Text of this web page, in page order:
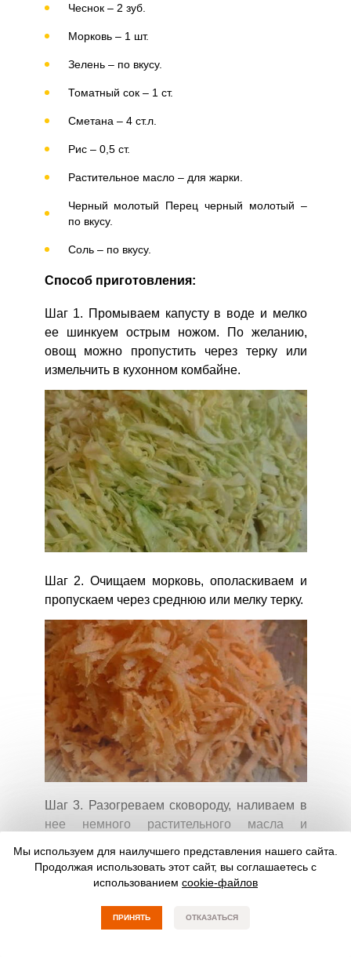
Чеснок – 2 зуб.
Морковь – 1 шт.
Зелень – по вкусу.
Томатный сок – 1 ст.
Сметана – 4 ст.л.
Рис – 0,5 ст.
Растительное масло – для жарки.
Черный молотый Перец черный молотый –
по вкусу.
Соль – по вкусу.
Способ приготовления:
Шаг 1. Промываем капусту в воде и мелко
ее шинкуем острым ножом. По желанию,
овощ можно пропустить через терку или
измельчить в кухонном комбайне.
Шаг 2. Очищаем морковь, ополаскиваем и
пропускаем через среднюю или мелку терку.
Шаг 3. Разогреваем сковороду, наливаем в
нее немного растительного масла и
Обжариваем в течение 5 минут, после чего
добавляем морковь.
Мы используем для наилучшего представления нашего сайта.
Продолжая использовать этот сайт, вы соглашаетесь с
использованием cookie-файлов
ПРИНЯТЬ ОТКАЗАТЬСЯ